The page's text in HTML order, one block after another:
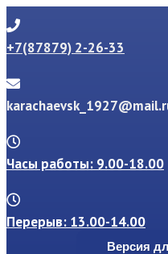
+7(87879) 2-26-33
Часы работы: 9.00-18.00
Перерыв: 13.00-14.00
Версия